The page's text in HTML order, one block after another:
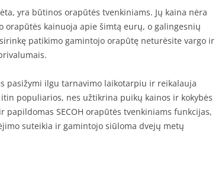
yra būtinos orapūtės tvenkiniams. Jų kaina nėra
orapūtės kainuoja apie šimtą eurų, o galingesnių
patikimo gamintojo orapūtę neturėsite vargo ir
pasižymi ilgu tarnavimo laikotarpiu ir reikalauja
populiarios, nes užtikrina puikų kainos ir kokybės
SECOH orapūtės tvenkiniams funkcijas,
suteikia ir gamintojo siūloma dvejų metų